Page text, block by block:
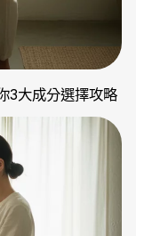
3大成分選擇攻略